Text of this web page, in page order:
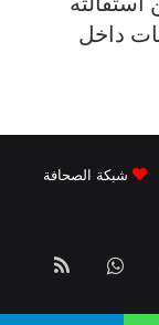
داخل
شبكة الصحافة
‫TikTokواتسابملخص
الموقع